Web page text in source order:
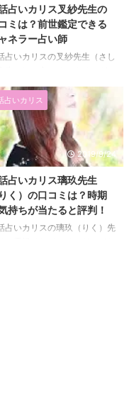
占いカリス叉紗先生の
ミは？前世鑑定できる
ネラー占い師
占いカリスの叉紗先生（さし
交信、前世などを使って占う
師です。 生年月日不要で鑑
してくれる叉紗先生は、恋愛
間関係、仕事の悩みを解決し
れます！ なかでも、お互い
世からの関係を読み解くのが
で、その根本となる原因から
を修復することが得意で
！ 前世の関係が分かると、
や人間関係を円滑にする方法
確になるので、 恋人と喧嘩
占いカリス
2019/9/24
占いカリス璃玖先生
りく）の口コミは？時期
持ちが当たると評判！
占いカリスの璃玖（りく）先